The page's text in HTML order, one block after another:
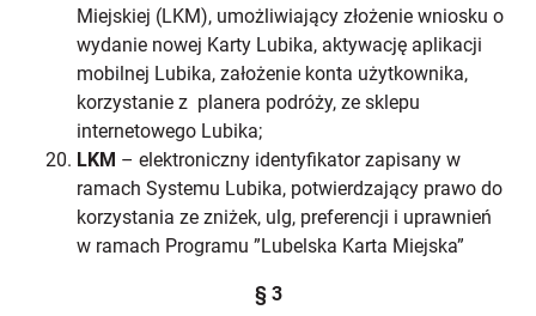
Miejskiej (LKM), umożliwiający złożenie wniosku o
wydanie nowej Karty Lubika, aktywację aplikacji
mobilnej Lubika, założenie konta użytkownika,
korzystanie z planera podróży, ze sklepu
internetowego Lubika;
LKM – elektroniczny identyfikator zapisany w
ramach Systemu Lubika, potwierdzający prawo do
korzystania ze zniżek, ulg, preferencji i uprawnień
w ramach Programu ”Lubelska Karta Miejska”
§ 3